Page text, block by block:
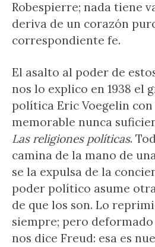
Robespierre; nada tiene
deriva de un corazón
correspondiente fe.
El asalto al poder de
nos lo explico en 1938 el
política Eric Voegelin
memorable nunca
Las religiones políticas.
camina de la mano de
se la expulsa de la
poder político asume
de que los son. Lo
siempre; pero
nos dice Freud: esa es